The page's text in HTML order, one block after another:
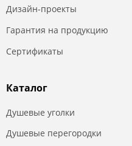
Дизайн-проекты
Гарантия на продукцию
Сертификаты
Каталог
Душевые уголки
Душевые перегородки